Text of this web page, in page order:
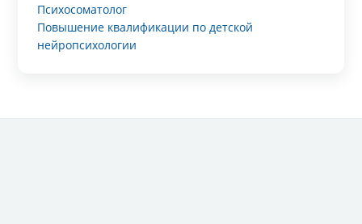
Психосоматолог
Повышение квалификации по детской
нейропсихологии